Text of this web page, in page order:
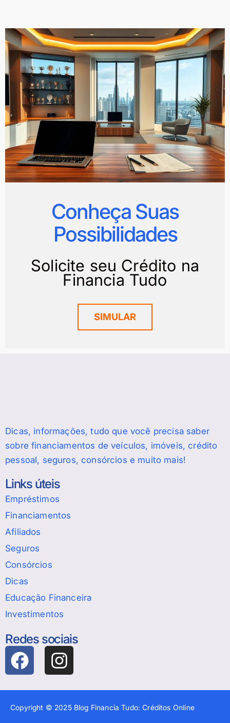
Conheça Suas
Possibilidades
Solicite seu Crédito na
Financia Tudo
SIMULAR
Dicas, informações, tudo que você precisa saber
sobre financiamentos de veículos, imóveis, crédito
pessoal, seguros, consórcios e muito mais!
Links úteis
Empréstimos
Financiamentos
Afiliados
Seguros
Consórcios
Dicas
Educação Financeira
Investimentos
Redes sociais
Copyright © 2025 Blog Financia Tudo: Créditos Online